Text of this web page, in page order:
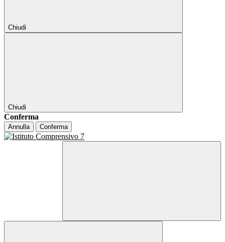
Chiudi
Chiudi
Conferma
Annulla Conferma